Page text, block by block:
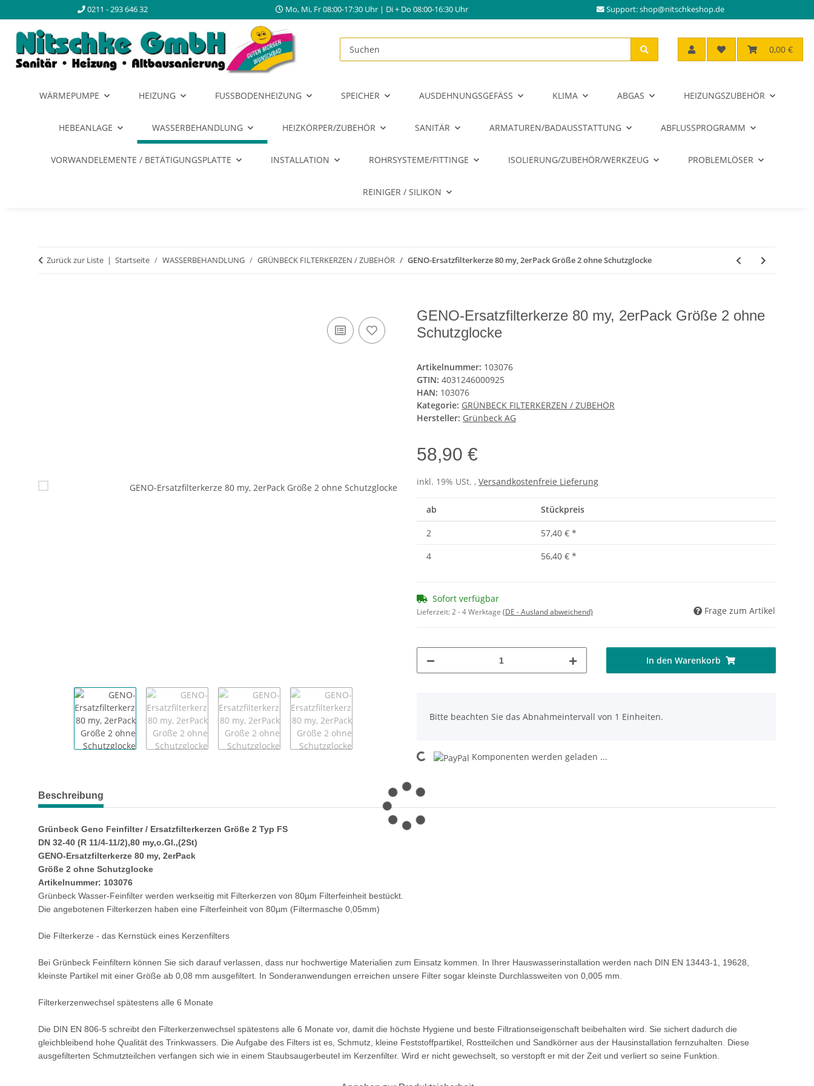
0211 - 293 646 32 Mo, Mi, Fr 08:00-17:30 Uhr | Di + Do 08:00-16:30 Uhr Support:shop@nitschkeshop.de
0,00 €
WÄRMEPUMPE HEIZUNG FUSSBODENHEIZUNG SPEICHER AUSDEHNUNGSGEFÄSS KLIMA ABGAS HEIZUNGSZUBEHÖR
HEBEANLAGE WASSERBEHANDLUNG HEIZKÖRPER/ZUBEHÖR SANITÄR ARMATUREN/BADAUSSTATTUNG ABFLUSSPROGRAMM
VORWANDELEMENTE / BETÄTIGUNGSPLATTE INSTALLATION ROHRSYSTEME/FITTINGE ISOLIERUNG/ZUBEHÖR/WERKZEUG PROBLEMLÖSER
REINIGER / SILIKON
Zurück zur Liste Startseite WASSERBEHANDLUNG GRÜNBECK FILTERKERZEN / ZUBEHÖR GENO-Ersatzfilterkerze 80 my, 2erPack Größe 2 ohne Schutzglocke
GENO-Ersatzfilterkerze 80 my, 2erPack Größe 2 ohne
Schutzglocke
Artikelnummer: 103076
GTIN: 4031246000925
HAN: 103076
Kategorie: GRÜNBECK FILTERKERZEN / ZUBEHÖR
Hersteller: Grünbeck AG
58,90 €
inkl. 19% USt. , Versandkostenfreie Lieferung
ab Stückpreis
2 57,40 € *
4
56,40 € *
Sofort verfügbar
Lieferzeit:2 - 4 Werktage (DE - Ausland abweichend) Frage zum Artikel
In den Warenkorb
Bitte beachten Sie das Abnahmeintervall von 1 Einheiten.
Loading... Komponenten werden geladen ...
weitere Registerkarten anzeigen
Beschreibung
Grünbeck Geno Feinfilter / Ersatzfilterkerzen Größe 2 Typ FS
DN 32-40 (R 11/4-11/2),80 my,o.Gl.,(2St)
GENO-Ersatzfilterkerze 80 my, 2erPack
Größe 2 ohne Schutzglocke
Artikelnummer: 103076
Grünbeck Wasser-Feinfilter werden werkseitig mit Filterkerzen von 80µm Filterfeinheit bestückt.
Die angebotenen Filterkerzen haben eine Filterfeinheit von 80µm (Filtermasche 0,05mm)
Die Filterkerze - das Kernstück eines Kerzenfilters
Bei Grünbeck Feinfiltern können Sie sich darauf verlassen, dass nur hochwertige Materialien zum Einsatz kommen. In Ihrer Hauswasserinstallation werden nach DIN EN 13443-1, 19628,
kleinste Partikel mit einer Größe ab 0,08 mm ausgefiltert. In Sonderanwendungen erreichen unsere Filter sogar kleinste Durchlassweiten von 0,005 mm.
Filterkerzenwechsel spätestens alle 6 Monate
Die DIN EN 806-5 schreibt den Filterkerzenwechsel spätestens alle 6 Monate vor, damit die höchste Hygiene und beste Filtrationseigenschaft beibehalten wird. Sie sichert dadurch die
gleichbleibend hohe Qualität des Trinkwassers. Die Aufgabe des Filters ist es, Schmutz, kleine Feststoffpartikel, Rostteilchen und Sandkörner aus der Hausinstallation fernzuhalten. Diese
ausgefilterten Schmutzteilchen verfangen sich wie in einem Staubsaugerbeutel im Kerzenfilter. Wird er nicht gewechselt, so verstopft er mit der Zeit und verliert so seine Funktion.